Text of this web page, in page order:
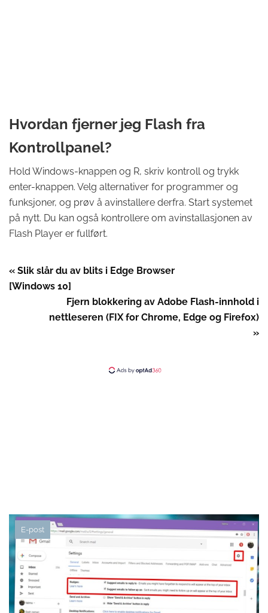
Hvordan fjerner jeg Flash fra
Kontrollpanel?
Hold Windows-knappen og R, skriv kontroll og trykk
enter-knappen. Velg alternativer for programmer og
funksjoner, og prøv å avinstallere derfra. Start systemet
på nytt. Du kan også kontrollere om avinstallasjonen av
Flash Player er fullført.
« Slik slår du av blits i Edge Browser
[Windows 10]
Fjern blokkering av Adobe Flash-innhold i
nettleseren (FIX for Chrome, Edge og Firefox)
»
E-post